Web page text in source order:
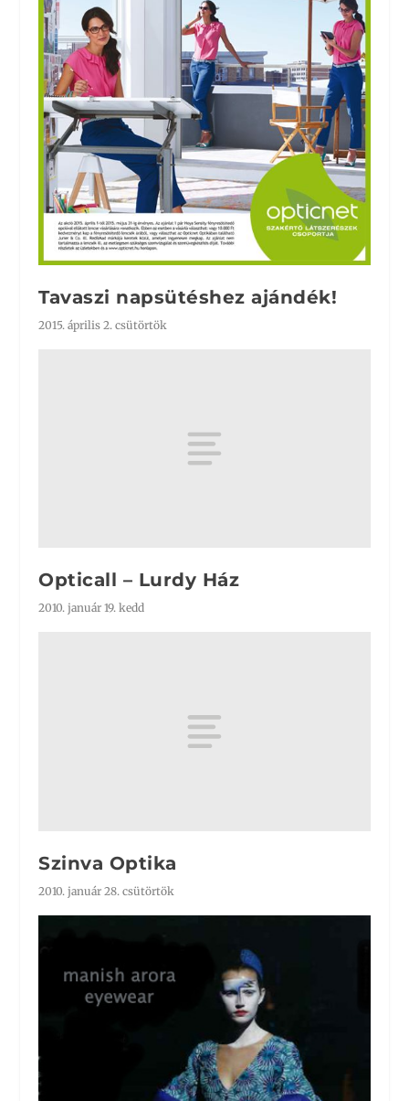
Tavaszi napsütéshez ajándék!
2015. április 2. csütörtök
Opticall – Lurdy Ház
2010. január 19. kedd
Szinva Optika
2010. január 28. csütörtök